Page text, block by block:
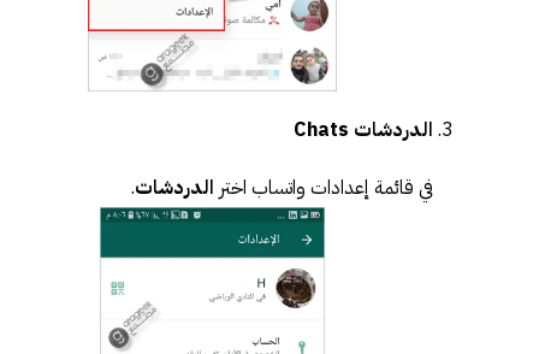
الدردشات Chats
في قائمة إعدادات واتساب اختر الدردشات.